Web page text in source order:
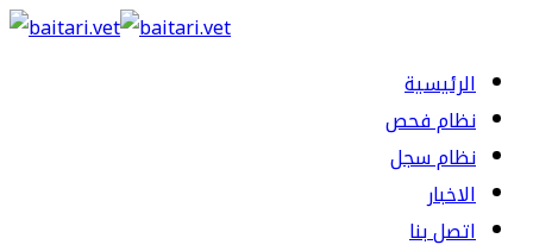
الرئيسية
نظام فحص
نظام سجل
الاخبار
اتصل بنا